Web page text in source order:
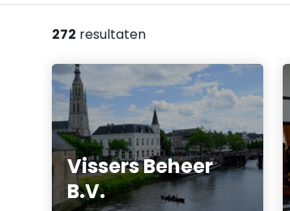
272 resultaten
Vissers Beheer
B.V.